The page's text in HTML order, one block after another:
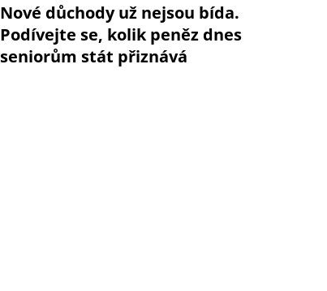
Nové důchody už nejsou bída.
Podívejte se, kolik peněz dnes
seniorům stát přiznává